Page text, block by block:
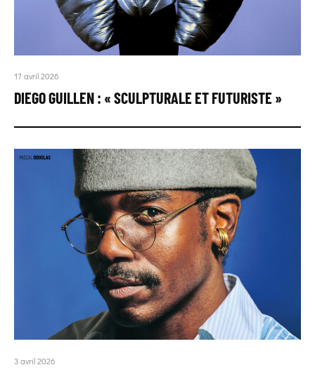
17 avril 2026
DIEGO GUILLEN : « SCULPTURALE ET FUTURISTE »
3 avril 2026